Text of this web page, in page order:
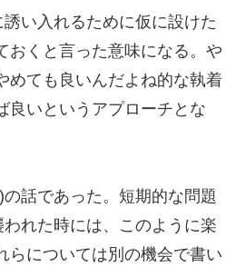
い入れるために仮に設けた
おくと言った意味になる。や
めても良いんだよね的な執着
良いというアプローチとな
話であった。短期的な問題
れた時には、このように楽
らについては別の機会で書い